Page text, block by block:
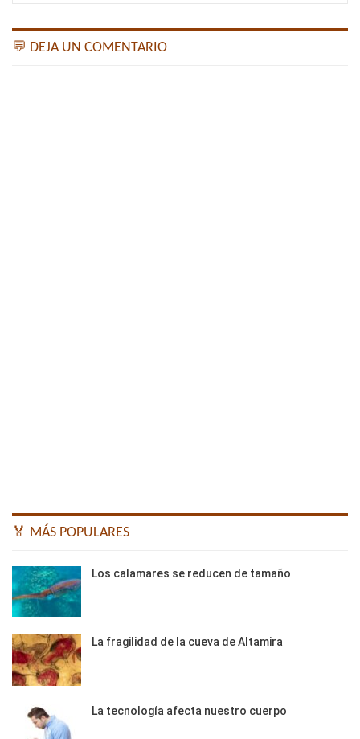
💬 DEJA UN COMENTARIO
🏅 MÁS POPULARES
Los calamares se reducen de tamaño
La fragilidad de la cueva de Altamira
La tecnología afecta nuestro cuerpo